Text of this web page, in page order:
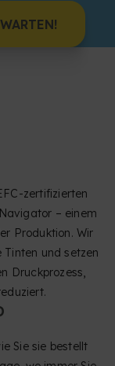
zertifizierten
– einem
Produktion. Wir
und setzen
Druckprozess,
Sie sie bestellt